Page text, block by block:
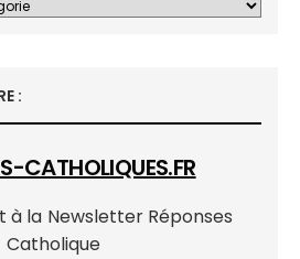
:
CATHOLIQUES.FR